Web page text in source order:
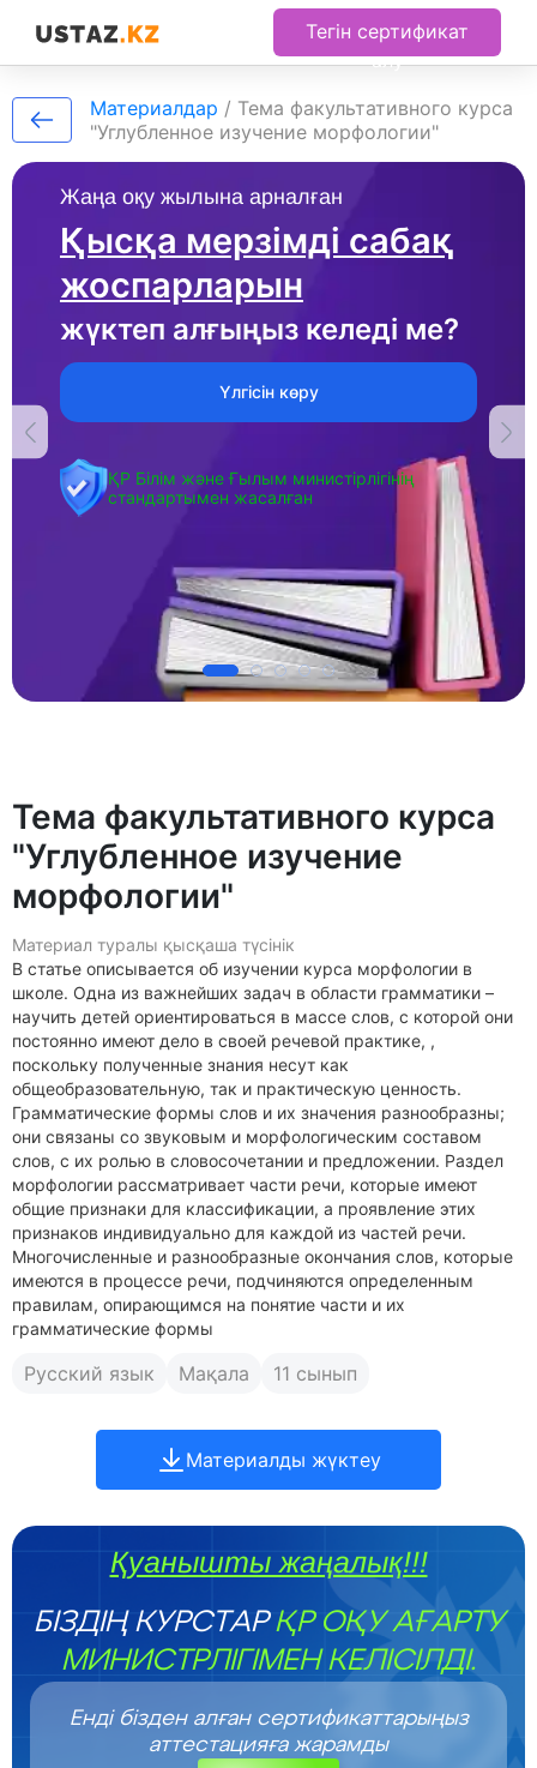
Тегін сертификат
алу
Жаңа оқу жылына арналған
Қысқа мерзімді сабақ
жоспарларын
жүктеп алғыңыз келеді ме?
Үлгісін көру
ҚР Білім және Ғылым министірлігінің
стандартымен жасалған
Материалдар / Тема факультативного курса
"Углубленное изучение морфологии"
Тема факультативного курса
"Углубленное изучение
морфологии"
Материал туралы қысқаша түсінік
В статье описывается об изучении курса морфологии в
школе. Одна из важнейших задач в области грамматики –
научить детей ориентироваться в массе слов, с которой они
постоянно имеют дело в своей речевой практике, ,
поскольку полученные знания несут как
общеобразовательную, так и практическую ценность.
Грамматические формы слов и их значения разнообразны;
они связаны со звуковым и морфологическим составом
слов, с их ролью в словосочетании и предложении. Раздел
морфологии рассматривает части речи, которые имеют
общие признаки для классификации, а проявление этих
признаков индивидуально для каждой из частей речи.
Многочисленные и разнообразные окончания слов, которые
имеются в процессе речи, подчиняются определенным
правилам, опирающимся на понятие части и их
грамматические формы
Русский язык Мақала 11 сынып
Материалды жүктеу
Қуанышты жаңалық!!!
БІЗДІҢ КУРСТАРҚР ОҚУ АҒАРТУ
МИНИСТРЛІГІМЕН КЕЛІСІЛДІ.
Енді бізден алған сертификаттарыңыз
аттестацияға жарамды